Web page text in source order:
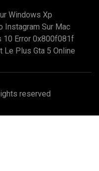
Windows Xp
Instagram Sur Mac
10 Error 0x800f081f
Plus Gta 5 Online
reserved